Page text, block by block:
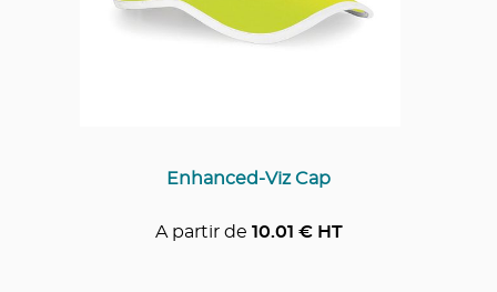
Enhanced-Viz Cap
A partir de 10.01 € HT